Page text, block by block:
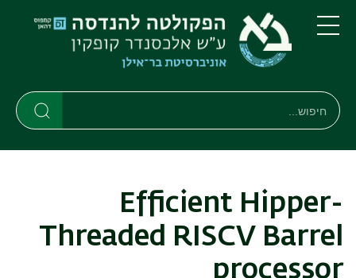
דילוג
לתוכן
העיקרי
דילוג
לתפריט
ניווט
ראשי
תפריט
חיפוש
חיפוש
Efficient Hipper-
Threaded RISCV Barrel
processor